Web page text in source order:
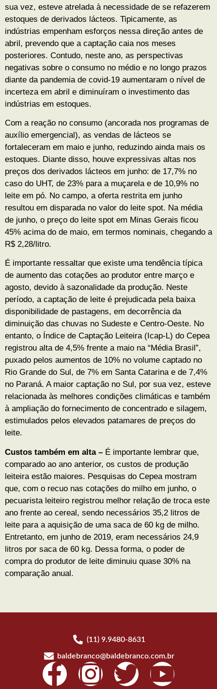
sua vez, esteve atrelada à necessidade de se refazerem
estoques de derivados lácteos. Tipicamente, as
indústrias empenham esforços nessa direção antes de
abril, prevendo que a captação caia nos meses
posteriores. Contudo, neste ano, as perspectivas
negativas sobre o consumo no médio e no longo prazos
diante da pandemia de covid-19 aumentaram o nível de
incerteza em abril e diminuíram o investimento das
indústrias em estoques.
Com a reação no consumo (ancorada nos programas de
auxílio emergencial), as vendas de lácteos se
fortaleceram em maio e junho, reduzindo ainda mais os
estoques. Diante disso, houve expressivas altas nos
preços dos derivados lácteos em junho: de 17,7% no
caso do UHT, de 23% para a muçarela e de 10,9% no
leite em pó. No campo, a oferta restrita em junho
resultou em disparada no valor do leite spot. Na média
de junho, o preço do leite spot em Minas Gerais ficou
45% acima do de maio, em termos nominais, chegando a
R$ 2,28/litro.
É importante ressaltar que existe uma tendência típica
de aumento das cotações ao produtor entre março e
agosto, devido à sazonalidade da produção. Neste
período, a captação de leite é prejudicada pela baixa
disponibilidade de pastagens, em decorrência da
diminuição das chuvas no Sudeste e Centro-Oeste. No
entanto, o Índice de Captação Leiteira (Icap-L) do Cepea
registrou alta de 4,5% frente a maio na “Média Brasil”,
puxado pelos aumentos de 10% no volume captado no
Rio Grande do Sul, de 7% em Santa Catarina e de 7,4%
no Paraná. A maior captação no Sul, por sua vez, esteve
relacionada às melhores condições climáticas e também
à ampliação do fornecimento de concentrado e silagem,
estimulados pelos elevados patamares de preços do
leite.
Custos também em alta – É importante lembrar que,
comparado ao ano anterior, os custos de produção
leiteira estão maiores. Pesquisas do Cepea mostram
que, com o recuo nas cotações do milho em junho, o
pecuarista leiteiro registrou melhor relação de troca este
ano frente ao cereal, sendo necessários 35,2 litros de
leite para a aquisição de uma saca de 60 kg de milho.
Entretanto, em junho de 2019, eram necessários 24,9
litros por saca de 60 kg. Dessa forma, o poder de
compra do produtor de leite diminuiu quase 30% na
comparação anual.
(11) 9.9480-8631
baldebranco@baldebranco.com.br